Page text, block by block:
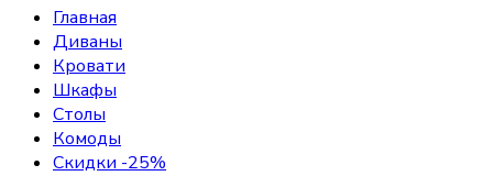
Главная
Диваны
Кровати
Шкафы
Столы
Комоды
Скидки -25%